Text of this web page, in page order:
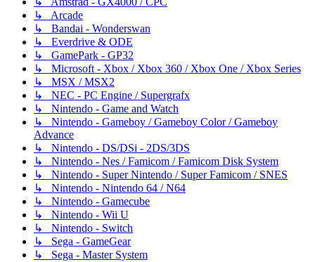
↳ Arcade
↳ Bandai - Wonderswan
↳ Everdrive & ODE
↳ GamePark - GP32
↳ Microsoft - Xbox / Xbox 360 / Xbox One / Xbox Series
↳ MSX / MSX2
↳ NEC - PC Engine / Supergrafx
↳ Nintendo - Game and Watch
↳ Nintendo - Gameboy / Gameboy Color / Gameboy
Advance
↳ Nintendo - DS/DSi - 2DS/3DS
↳ Nintendo - Nes / Famicom / Famicom Disk System
↳ Nintendo - Super Nintendo / Super Famicom / SNES
↳ Nintendo - Nintendo 64 / N64
↳ Nintendo - Gamecube
↳ Nintendo - Wii U
↳ Nintendo - Switch
↳ Sega - GameGear
↳ Sega - Master System